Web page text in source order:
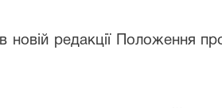
новій редакції Положення